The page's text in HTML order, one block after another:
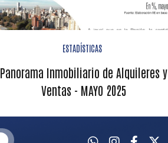
ESTADÍSTICAS
Panorama Inmobiliario de Alquileres y
Ventas - MAYO 2025